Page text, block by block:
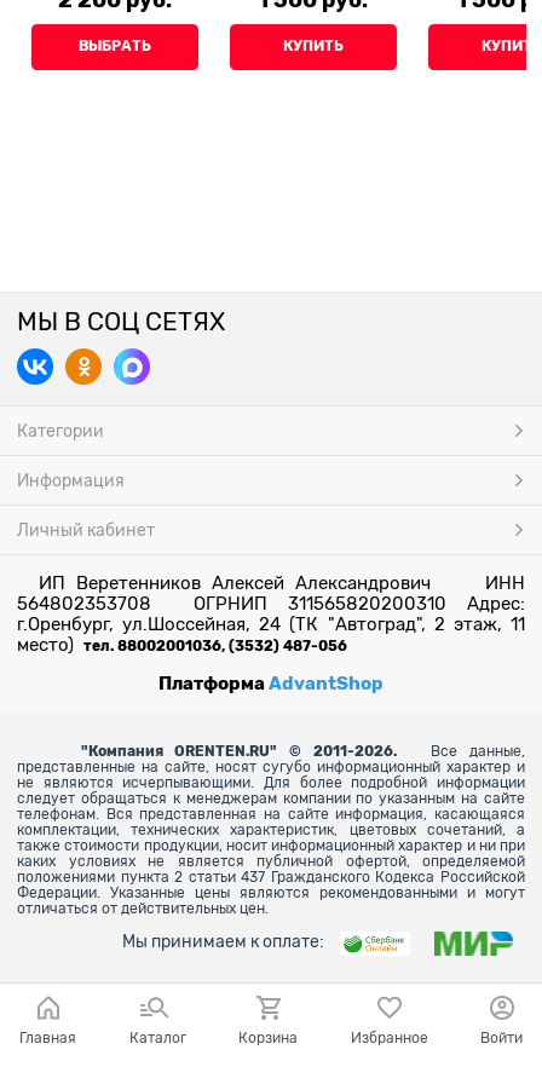
ВЫБРАТЬ КУПИТЬ КУПИТЬ
МЫ В СОЦ СЕТЯХ
Категории
Информация
Личный кабинет
ИП Веретенников Алексей Александрович ИНН
564802353708 ОГРНИП 311565820200310 Адрес:
г.Оренбург, ул.Шоссейная, 24 (ТК "Автоград", 2 этаж, 11
место) тел. 88002001036, (3532) 487-056
ПлатформаAdvantShop
" Компания ORENTEN.RU" © 2011-2026.
Все данные,
представленные на сайте, носят сугубо информационный характер и
не являются исчерпывающими. Для более подробной информации
следует обращаться к менеджерам компании по указанным на сайте
телефонам. Вся представленная на сайте информация, касающаяся
комплектации, технических характеристик, цветовых сочетаний, а
также стоимости продукции, носит информационный характер и ни при
каких условиях не является публичной офертой, определяемой
положениями пункта 2 статьи 437 Гражданского Кодекса Российской
Федерации. Указанные цены являются рекомендованными и могут
отличаться от действительных цен.
Мы принимаем к оплате:
Главная Каталог Корзина Избранное Войти